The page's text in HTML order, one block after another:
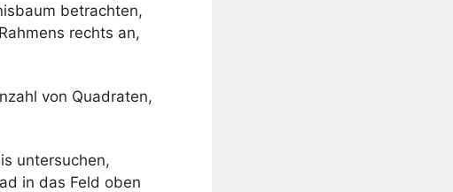
betrachten,
rechts an,
von Quadraten,
untersuchen,
in das Feld oben